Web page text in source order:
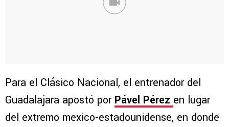
Para el Clásico Nacional, el entrenador del
Guadalajara apostó por Pável Pérez en lugar
del extremo mexico-estadounidense, en donde